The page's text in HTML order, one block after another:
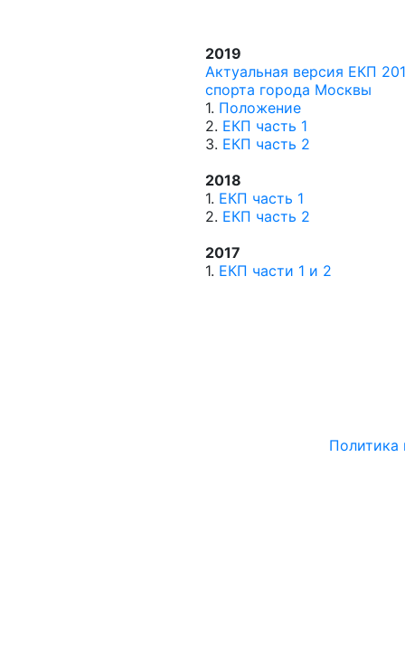
2019
Актуальная версия ЕКП
спорта города Москвы
1. Положение
2. ЕКП часть 1
3. ЕКП часть 2
2018
1. ЕКП часть 1
2. ЕКП часть 2
2017
1. ЕКП части 1 и 2
Политика